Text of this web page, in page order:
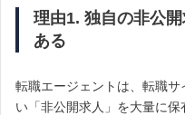
理由1. 独自の非公
ある
転職エージェントは、転職
い「非公開求人」を大量に保